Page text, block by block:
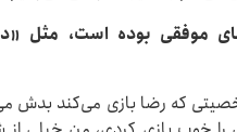
موفقی بوده است، مثل
که رضا بازی می‌کند بدش